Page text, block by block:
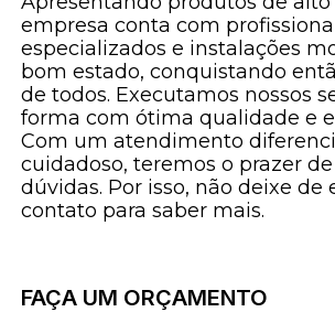
empresa conta com
especializados e instalações
bom estado, conquistando
de todos. Executamos nossos
forma com ótima qualidade e
Com um atendimento
cuidadoso, teremos o prazer
dúvidas. Por isso, não deixe de
contato para saber mais.
FAÇA UM ORÇAMENTO